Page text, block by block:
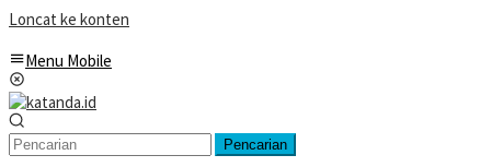
Loncat ke konten
Menu Mobile
Pencarian